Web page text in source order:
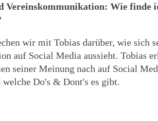
Vereinskommunikation: Wie finde
wir mit Tobias darüber, wie sich
auf Social Media aussieht. Tobias
seiner Meinung nach auf Social
Do's & Dont's es gibt.